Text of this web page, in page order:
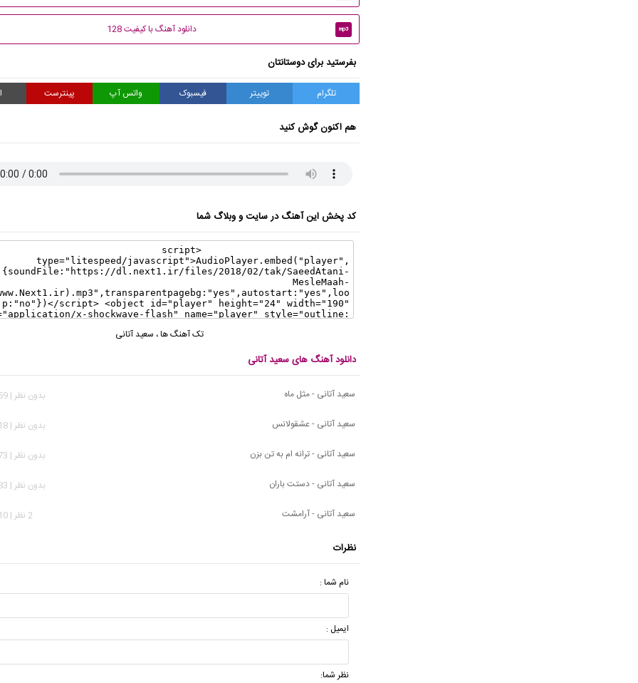
mp3 دانلود آهنگ با کیفیت 128
بفرستید برای دوستانتان
تلگرام توییتر فیسبوک واتس آپ پینترست
هم اکنون گوش کنید
کد پخش این آهنگ در سایت و وبلاگ شما
تک آهنگ ها، سعید آتانی
دانلود آهنگ های سعید آتانی
سعید آتانی - مثل ماه
بدون نظر | 2,659 بازدید
سعید آتانی - عشقولانس
بدون نظر | 3,218 بازدید
سعید آتانی - ترانه ام به تن بزن
بدون نظر | 4,373 بازدید
سعید آتانی - دستت باران
بدون نظر | 1,583 بازدید
سعید آتانی - آرامشت
2 نظر | 7,010 بازدید
نظرات
نام شما :
ایمیل :
نظر شما: